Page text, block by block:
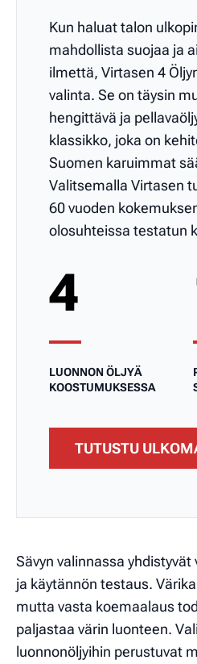
Kun haluat talon
mahdollista suojaa ja
ilmettä, Virtasen 4
valinta. Se on täysin
hengittävä ja
klassikko, joka on
Suomen karuimmat
Valitsemalla Virtasen
60 vuoden
olosuhteissa testatun
4
LUONNON ÖLJYÄ
KOOSTUMUKSESSA
TUTUSTU
Sävyn valinnassa
ja käytännön testaus.
mutta vasta koemaalaus
paljastaa värin luonteen.
luonnonöljyihin perustuvat